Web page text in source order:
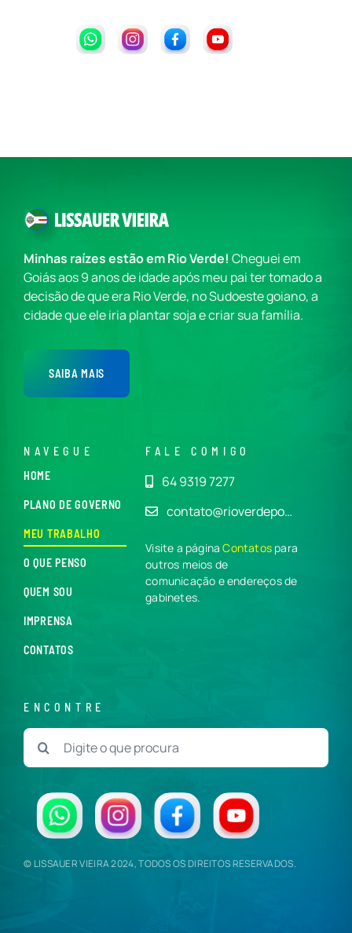
Minhas raízes estão em Rio Verde! Cheguei em
Goiás aos 9 anos de idade após meu pai ter tomado a
decisão de que era Rio Verde, no Sudoeste goiano, a
cidade que ele iria plantar soja e criar sua família.
SAIBA MAIS
NAVEGUE
HOME
PLANO DE GOVERNO
MEU TRABALHO
O QUE PENSO
QUEM SOU
IMPRENSA
CONTATOS
FALE COMIGO
64 9319 7277
contato@rioverdepo…
Visite a páginaContatos para
outros meios de
comunicação e endereços de
gabinetes.
ENCONTRE
Buscar
resultados
© LISSAUER VIEIRA 2024, TODOS OS DIREITOS RESERVADOS.